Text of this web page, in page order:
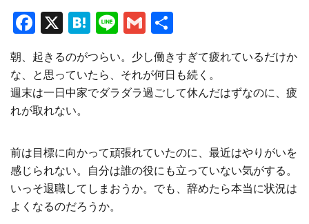
F
a
ce
b
o
k
X H
at
e
n
Li
e
G
m
ai
l
有
朝、起きるのがつらい。少し働きすぎて疲れているだけか
な、と思っていたら、それが何日も続く。
週末は一日中家でダラダラ過ごして休んだはずなのに、疲
れが取れない。
前は目標に向かって頑張れていたのに、最近はやりがいを
感じられない。自分は誰の役にも立っていない気がする。
いっそ退職してしまおうか。でも、辞めたら本当に状況は
よくなるのだろうか。